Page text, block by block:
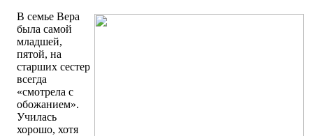
В семье Вера
была самой
младшей,
пятой, на
старших сестер
всегда
«смотрела с
обожанием».
Училась
хорошо, хотя